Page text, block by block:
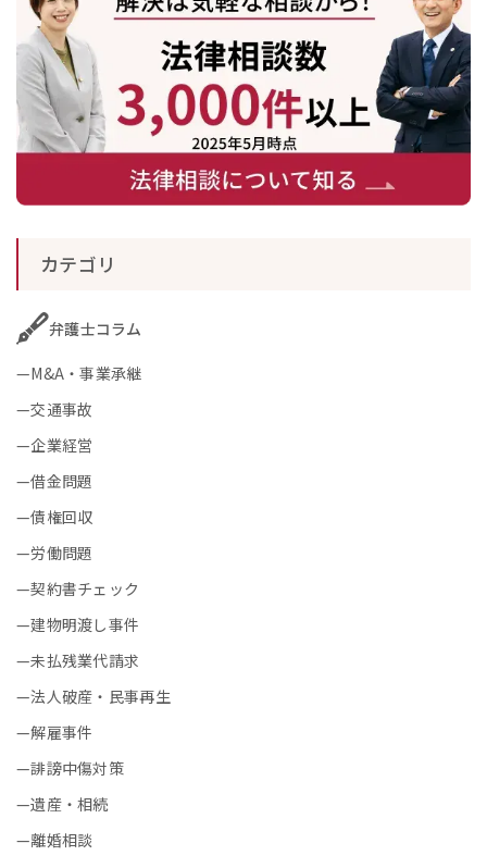
カテゴリ
弁護士コラム
M&A・事業承継
交通事故
企業経営
借金問題
債権回収
労働問題
契約書チェック
建物明渡し事件
未払残業代請求
法人破産・民事再生
解雇事件
誹謗中傷対策
遺産・相続
離婚相談